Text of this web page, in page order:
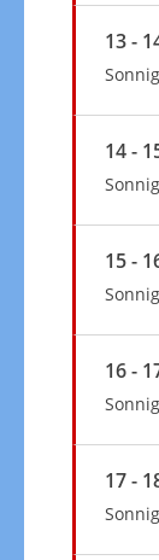
13 -
Sonnig
14 -
Sonnig
15 -
Sonnig
16 -
Sonnig
17 -
Sonnig